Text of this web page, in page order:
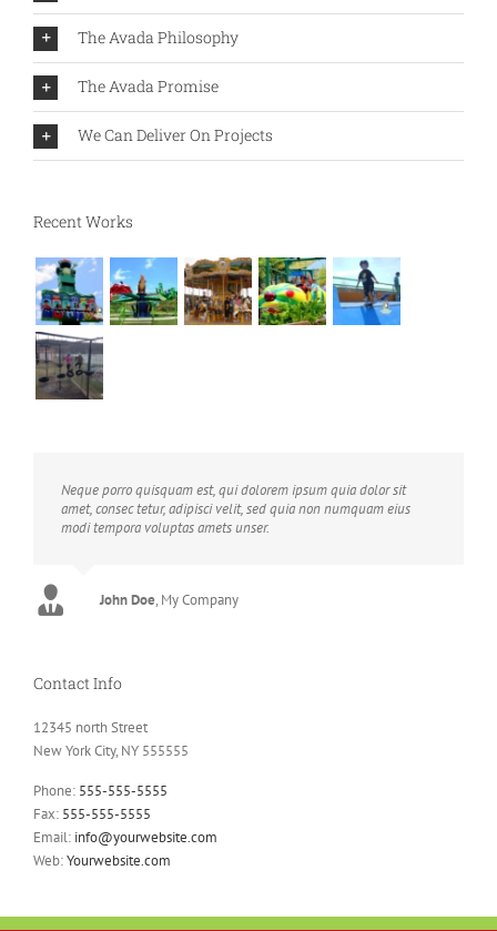
The Avada Philosophy
The Avada Promise
We Can Deliver On Projects
Recent Works
Neque porro quisquam est, qui dolorem ipsum quia dolor sit
amet, consec tetur, adipisci velit, sed quia non numquam eius
modi tempora voluptas amets unser.
John Doe, My Company
Luke Beck Theme Fusion
Contact Info
12345 north Street
New York City, NY 555555
Phone: 555-555-5555
Fax: 555-555-5555
Email: info@yourwebsite.com
Web:Yourwebsite.com